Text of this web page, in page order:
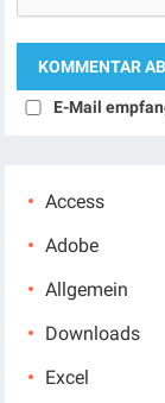
E-Mail
Access
Adobe
Allgemein
Downloads
Excel